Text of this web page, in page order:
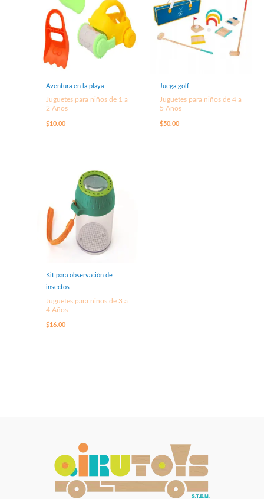
Aventura en la playa
Juguetes para niños de 1 a
2 Años
$10.00
Juega golf
Juguetes para niños de 4 a
5 Años
$50.00
Kit para observación de
insectos
Juguetes para niños de 3 a
4 Años
$16.00